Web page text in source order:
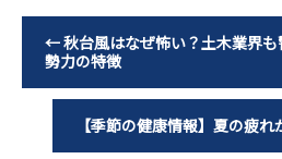
←秋台風はなぜ怖い？土木業界も
勢力の特徴
【季節の健康情報】夏の疲